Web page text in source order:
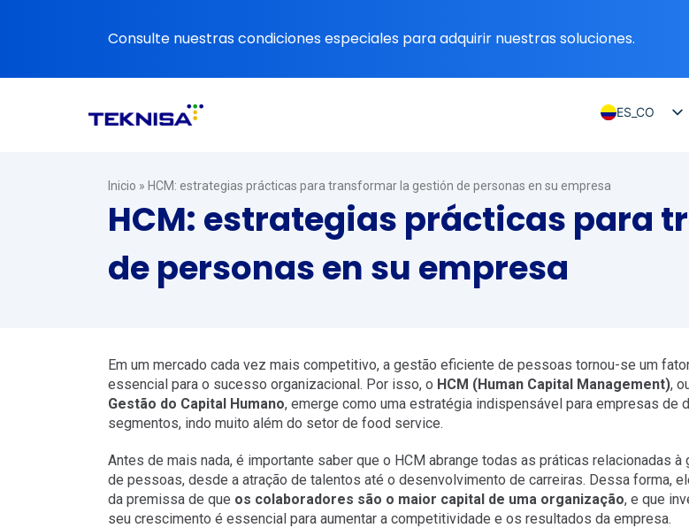
Consulte nuestras condiciones especiales para adquirir nuestras soluciones.
ES_CO
ES_MX
Inicio » HCM: estrategias prácticas para transformar la gestión de personas en su empresa
HCM: estrategias prácticas para
de personas en su empresa
Em um mercado cada vez mais competitivo, a gestão eficiente de pessoas tornou-se um
essencial para o sucesso organizacional. Por isso, o HCM (Human Capital Management),
Gestão do Capital Humano, emerge como uma estratégia indispensável para empresas de
segmentos, indo muito além do setor de food service.
Antes de mais nada, é importante saber que o HCM abrange todas as práticas relacionadas à
de pessoas, desde a atração de talentos até o desenvolvimento de carreiras. Dessa forma,
da premissa de que os colaboradores são o maior capital de uma organização, e que
seu crescimento é essencial para aumentar a competitividade e os resultados da empresa.